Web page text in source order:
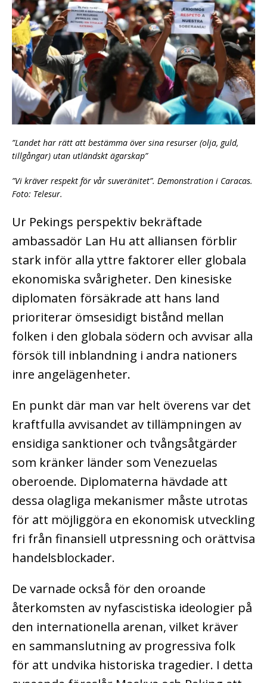
”Landet har rätt att bestämma över sina resurser (olja, guld,
tillgångar) utan utländskt ägarskap”
”Vi kräver respekt för vår suveränitet”. Demonstration i Caracas.
Foto: Telesur.
Ur Pekings perspektiv bekräftade
ambassadör Lan Hu att alliansen förblir
stark inför alla yttre faktorer eller globala
ekonomiska svårigheter. Den kinesiske
diplomaten försäkrade att hans land
prioriterar ömsesidigt bistånd mellan
folken i den globala södern och avvisar alla
försök till inblandning i andra nationers
inre angelägenheter.
En punkt där man var helt överens var det
kraftfulla avvisandet av tillämpningen av
ensidiga sanktioner och tvångsåtgärder
som kränker länder som Venezuelas
oberoende. Diplomaterna hävdade att
dessa olagliga mekanismer måste utrotas
för att möjliggöra en ekonomisk utveckling
fri från finansiell utpressning och orättvisa
handelsblockader.
De varnade också för den oroande
återkomsten av nyfascistiska ideologier på
den internationella arenan, vilket kräver
en sammanslutning av progressiva folk
för att undvika historiska tragedier. I detta